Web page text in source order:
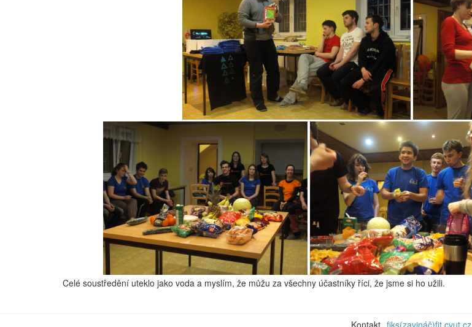
Celé soustředění uteklo jako voda a myslím, že můžu za všechny účastníky říci, že jsme si ho užili.
Kontakt fiks(zavináč)fit.cvut.cz